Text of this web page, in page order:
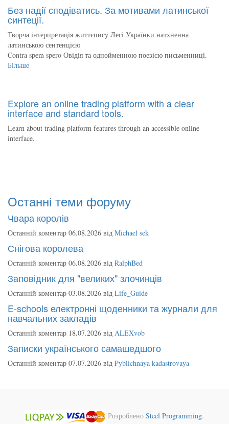
Без надії сподіватись. За мотивами латинської
синтеції.
Творча інтерпретація життєпису Лесі Українки натхненна
латинською сентенцією
Contra spem spero Овідія та однойменною поезією письменниці.
Більше
Explore an online trading platform with a clear
interface and standard tools.
Learn about trading platform features through an accessible online
interface.
Останні теми форуму
Чвара королів
Останній коментар 06.08.2026 від Michael sek
Снігова королева
Останній коментар 06.08.2026 від RalphBed
Заповідник для "великих" злочинців
Останній коментар 03.08.2026 від Life_Guide
E-schools електронні щоденники та журнали для
навчальних закладів
Останній коментар 18.07.2026 від ALEXvob
Записки українського самашедшого
Останній коментар 07.07.2026 від Pyblichnaya kadastrovaya
Розроблено Steel Programming.